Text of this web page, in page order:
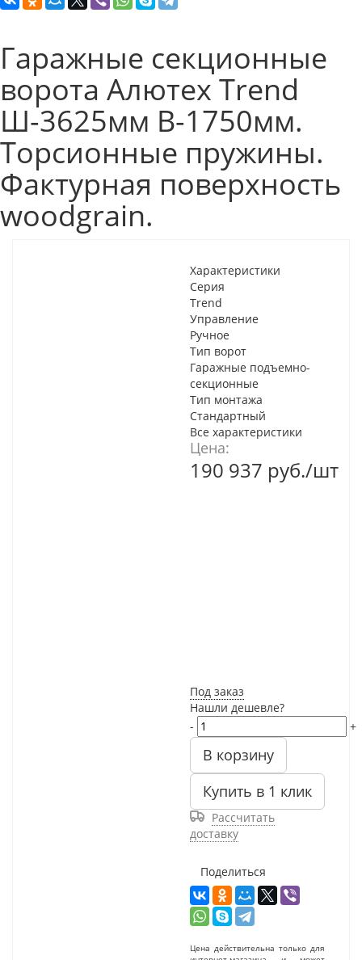
Гаражные секционные
ворота Алютех Trend
Ш-3625мм В-1750мм.
Торсионные пружины.
Фактурная поверхность
woodgrain.
Характеристики
Серия
Trend
Управление
Ручное
Тип ворот
Гаражные подъемно-
секционные
Тип монтажа
Стандартный
Все характеристики
Цена:
190 937 руб./шт
Под заказ
Нашли дешевле?
-
+
В корзину
Купить в 1 клик
Рассчитать
доставку
Поделиться
Цена действительна только для